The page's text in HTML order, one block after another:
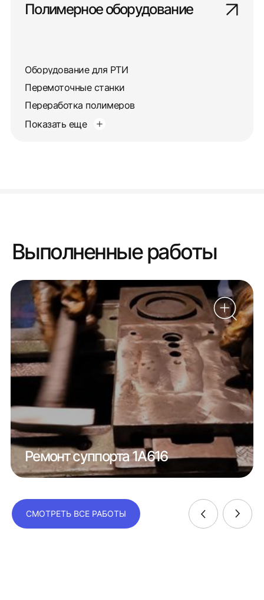
Полимерное оборудование
Оборудование для РТИ
Перемоточные станки
Переработка полимеров
Показать еще
Выполненные работы
Ремонт суппорта 1А616
СМОТРЕТЬ ВСЕ РАБОТЫ